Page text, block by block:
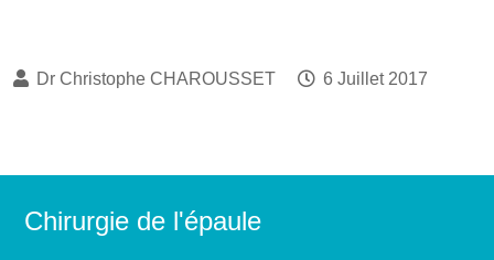
Dr Christophe CHAROUSSET 6 Juillet 2017
Chirurgie de l'épaule